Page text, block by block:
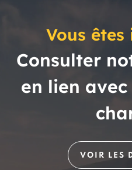
Vous êtes
Consulter
en lien
VOIR LES